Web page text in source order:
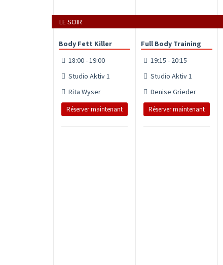
LE SOIR
Body Fett Killer
18:00 - 19:00
Studio Aktiv 1
Rita Wyser
Réserver maintenant
Full Body Training
19:15 - 20:15
Studio Aktiv 1
Denise Grieder
Réserver maintenant